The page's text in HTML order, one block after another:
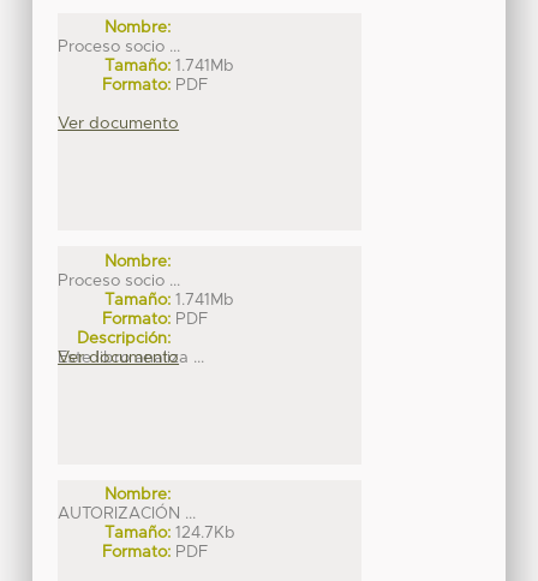
Nombre:
Proceso socio ...
Tamaño: 1.741Mb
Formato: PDF
Ver documento
Nombre:
Proceso socio ...
Tamaño: 1.741Mb
Formato: PDF
Descripción:
Este libro analiza ...
Ver documento
Nombre:
AUTORIZACIÓN ...
Tamaño: 124.7Kb
Formato: PDF